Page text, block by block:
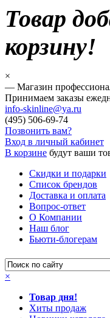
Товар
корзину!
×
— Магазин
Принимаем заказы
info-skinline@ya.ru
(495) 506-69-74
Позвонить вам?
Вход в личный кабинет
В корзине будут ваши
Скидки и подарки
Список брендов
Доставка и оплата
Вопрос-ответ
О Компании
Наш блог
Бьюти-блогерам
×
Товар дня!
Хиты продаж